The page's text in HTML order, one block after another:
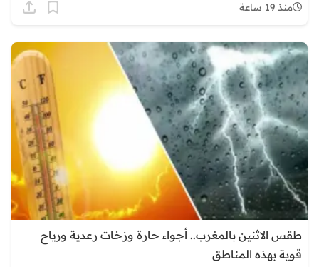
منذ 19 ساعة
طقس الاثنين بالمغرب.. أجواء حارة وزخات رعدية ورياح
قوية بهذه المناطق